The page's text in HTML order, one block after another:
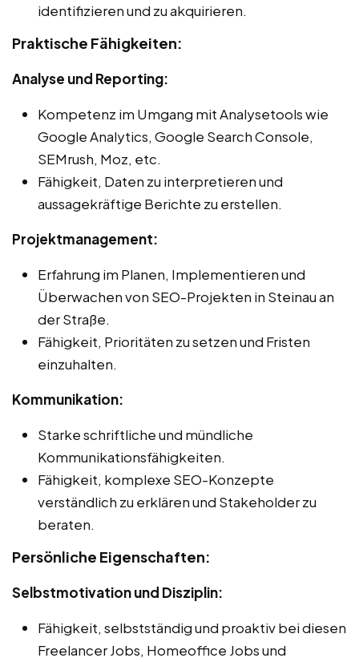
identifizieren und zu akquirieren.
Praktische Fähigkeiten:
Analyse und Reporting:
Kompetenz im Umgang mit Analysetools wie
Google Analytics, Google Search Console,
SEMrush, Moz, etc.
Fähigkeit, Daten zu interpretieren und
aussagekräftige Berichte zu erstellen.
Projektmanagement:
Erfahrung im Planen, Implementieren und
Überwachen von SEO-Projekten in Steinau an
der Straße.
Fähigkeit, Prioritäten zu setzen und Fristen
einzuhalten.
Kommunikation:
Starke schriftliche und mündliche
Kommunikationsfähigkeiten.
Fähigkeit, komplexe SEO-Konzepte
verständlich zu erklären und Stakeholder zu
beraten.
Persönliche Eigenschaften:
Selbstmotivation und Disziplin:
Fähigkeit, selbstständig und proaktiv bei diesen
Freelancer Jobs, Homeoffice Jobs und